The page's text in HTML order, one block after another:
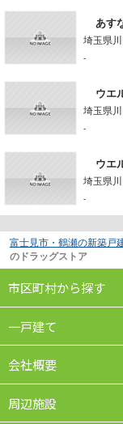
あす
埼玉県
-
ウエ
埼玉県
-
ウエ
埼玉県
-
富士見市・鶴瀬の新築戸
のドラッグストア
市区町村から探す
一戸建て
会社概要
周辺施設